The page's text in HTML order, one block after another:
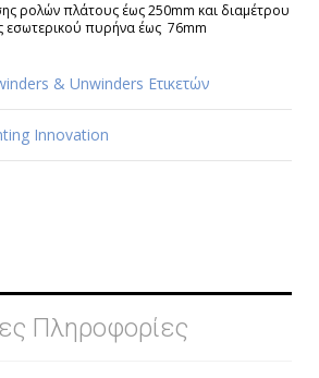
ρολών πλάτους έως 250mm και διαμέτρου
εσωτερικού πυρήνα έως 76mm
& Unwinders Ετικετών
Innovation
Πληροφορίες